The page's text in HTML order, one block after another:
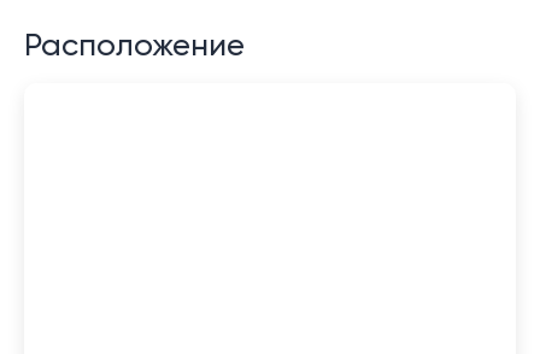
Расположение